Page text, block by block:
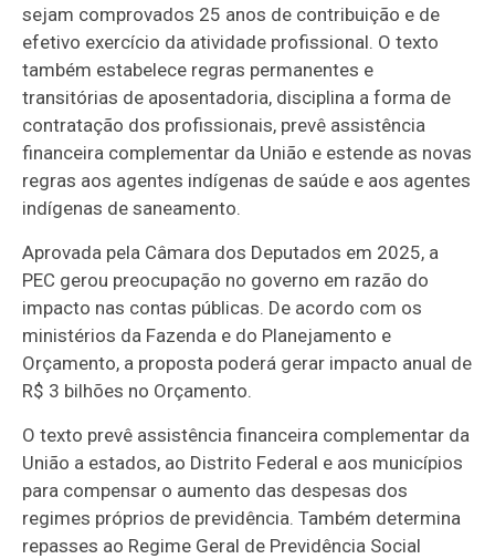
sejam comprovados 25 anos de contribuição e de
efetivo exercício da atividade profissional. O texto
também estabelece regras permanentes e
transitórias de aposentadoria, disciplina a forma de
contratação dos profissionais, prevê assistência
financeira complementar da União e estende as novas
regras aos agentes indígenas de saúde e aos agentes
indígenas de saneamento.
Aprovada pela Câmara dos Deputados em 2025, a
PEC gerou preocupação no governo em razão do
impacto nas contas públicas. De acordo com os
ministérios da Fazenda e do Planejamento e
Orçamento, a proposta poderá gerar impacto anual de
R$ 3 bilhões no Orçamento.
O texto prevê assistência financeira complementar da
União a estados, ao Distrito Federal e aos municípios
para compensar o aumento das despesas dos
regimes próprios de previdência. Também determina
repasses ao Regime Geral de Previdência Social